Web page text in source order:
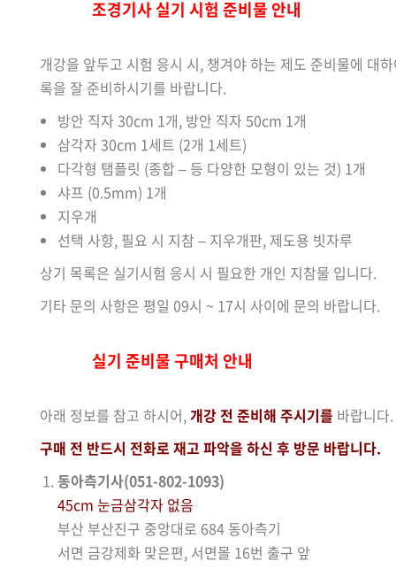
조경기사 실기 시험 준비물 안내
개강을 앞두고 시험 응시 시, 챙겨야 하는 제도 준비물에 대
록을 잘 준비하시기를 바랍니다.
방안 직자 30cm 1개, 방안 직자 50cm 1개
삼각자 30cm 1세트 (2개 1세트)
다각형 탬플릿 (종합 – 등 다양한 모형이 있는 것) 1개
샤프 (0.5mm) 1개
지우개
선택 사항, 필요 시 지참 – 지우개판, 제도용 빗자루
상기 목록은 실기시험 응시 시 필요한 개인 지참물 입니다.
기타 문의 사항은 평일 09시 ~ 17시 사이에 문의 바랍니다.
실기 준비물 구매처 안내
아래 정보를 참고 하시어,개강 전 준비해 주시기를 바랍니다.
구매 전 반드시 전화로 재고 파악을 하신 후 방문 바랍니다.
동아측기사(051-802-1093)
45cm 눈금삼각자 없음
부산 부산진구 중앙대로 684 동아측기
서면 금강제화 맞은편, 서면몰 16번 출구 앞